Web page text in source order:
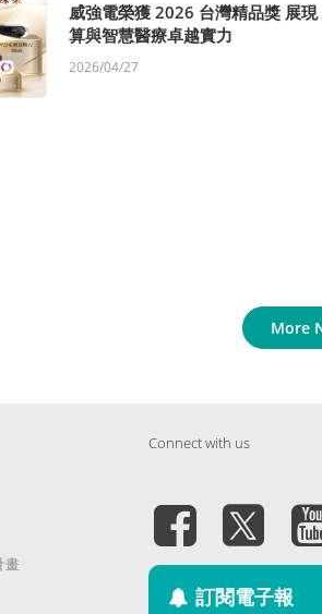
2026/04/27
威強電榮獲 2026 台灣精品獎 展
算與智慧醫療卓越實力
More
畫
Connect with us
訂閱電子報